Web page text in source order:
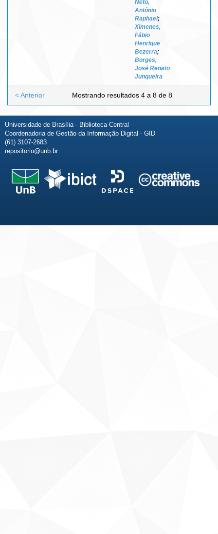
Neto,
Antônio
Raphael;
Ximenes,
Fábio
Henrique
Bezerra;
Borges,
José Renato
Junqueira
Mostrando resultados 4 a 8 de 8
< Anterior
Universidade de Brasília - Biblioteca Central
Coordenadoria de Gestão da Informação Digital - GID
(61) 3107-2683
repositorio@unb.br